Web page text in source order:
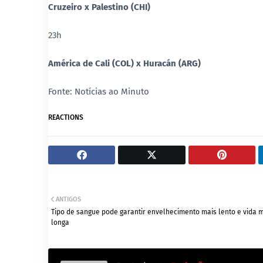
Cruzeiro x Palestino (CHI)
23h
América de Cali (COL) x Huracán (ARG)
Fonte: Notícias ao Minuto
REACTIONS
ANTIGOS
Tipo de sangue pode garantir envelhecimento mais lento e vida
longa